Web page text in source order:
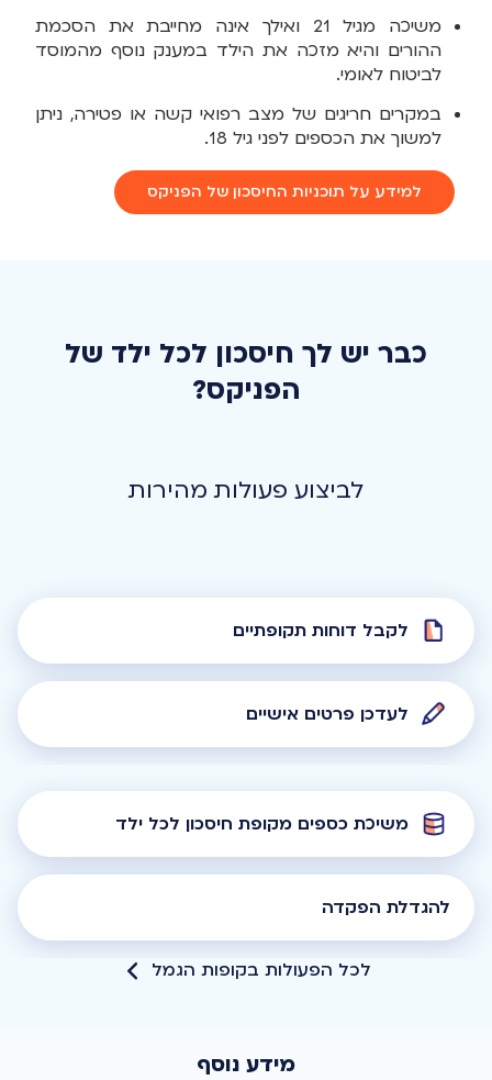
משיכה מגיל 21 ואילך אינה מחייבת את הסכמת
ההורים והיא מזכה את הילד במענק נוסף מהמוסד
לביטוח לאומי.
במקרים חריגים של מצב רפואי קשה או פטירה, ניתן
למשוך את הכספים לפני גיל 18.
למידע על תוכניות החיסכון של הפניקס
כבר יש לך חיסכון לכל ילד של
הפניקס?
לקבל דוחות תקופתיים
לעדכן פרטים אישיים
משיכת כספים מקופת חיסכון לכל ילד
להגדלת הפקדה
לכל הפעולות בקופות הגמל
מידע נוסף